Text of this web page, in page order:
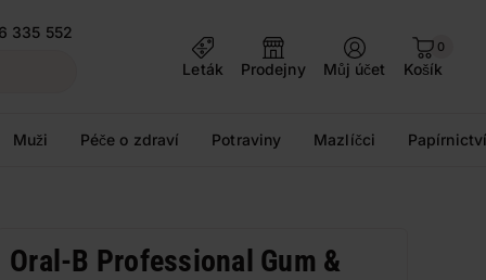
335 552
Leták
Prodejny Můj účet
0
Košík
Muži Péče o zdraví Potraviny Mazlíčci
Oral-B Professional Gum &